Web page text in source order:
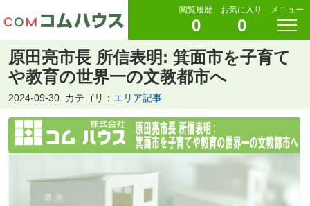
閲覧履歴
0
お気に入り
0
メニュー
原田亮市長 所信表明: 箕面市を子育て
や教育の世界一の文教都市へ
2024-09-30 カテゴリ： エリア記事